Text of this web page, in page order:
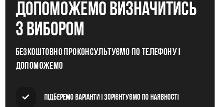
допоможемо визначитись
з вибором
Безкоштовно проконсультуємо по телефону і
допоможемо
Підберемо варіанти і зорієнтуємо по наявності